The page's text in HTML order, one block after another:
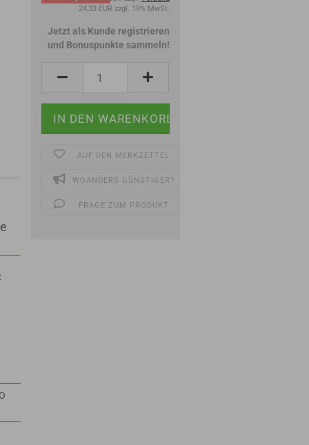
24,33 EUR zzgl. 19% MwSt.
Jetzt als Kunde registrieren
und Bonuspunkte sammeln!
AUF DEN MERKZETTEL
WOANDERS GÜNSTIGER?
FRAGE ZUM PRODUKT